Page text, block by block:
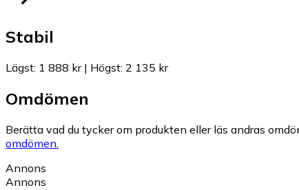
Stabil
Lägst: 1 888 kr| Högst: 2 135 kr
Omdömen
Berätta vad du tycker om produkten eller läs andras
omdömen.
Annons
Annons